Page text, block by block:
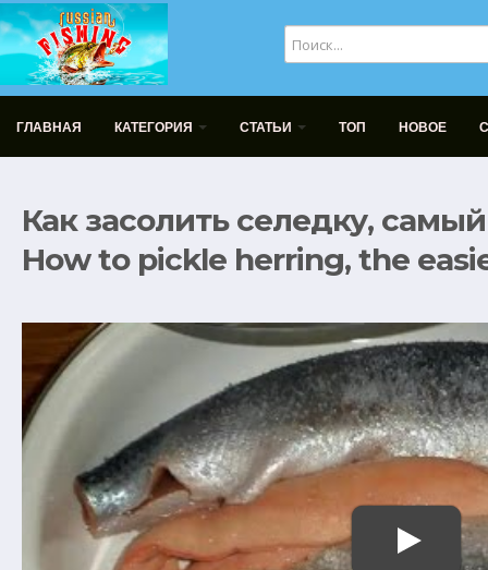
ГЛАВНАЯ КАТЕГОРИЯ СТАТЬИ ТОП НОВОЕ
Как засолить селедку,
How to pickle herring, the